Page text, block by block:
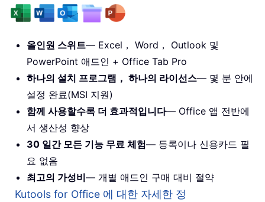
올인원 스위트— Excel， Word， Outlook 및
PowerPoint 애드인 + Office Tab Pro
하나의 설치 프로그램， 하나의 라이선스— 몇 분 안에
설정 완료(MSI 지원)
함께 사용할수록 더 효과적입니다— Office 앱 전반에
서 생산성 향상
30 일간 모든 기능 무료 체험— 등록이나 신용카드 필
요 없음
최고의 가성비— 개별 애드인 구매 대비 절약
Kutools for Office 에 대한 자세한 정